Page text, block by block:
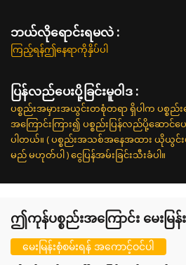
ဘယ်လိုရောင်းရမလဲ :
ကြည့်ရန်ဤနေရာကိုနှိပ်ပါ
ပြန်လည်ပေးပို့ခြင်းမူဝါဒ :
ပစ္စည်းအမှားအယွင်းတစုံတရာ ရှိပါက ပစ္စ
အကြောင်းကြား၍ ပစ္စည်းပြန်လည်ပို့ဆောင်ပ
ပါတယ်။ ( ပစ္စည်းအသစ်အနေအထား ယိုယွင်
မည် မဟုတ်ပါ ) ငွေပြန်အမ်းခြင်းသီးခံပါ။
ဤကုန်ပစ္စည်းအကြောင်း မေးမြန်း
မေးမြန်းစုံစမ်းရန် အကောင့်ဝင်ပါ